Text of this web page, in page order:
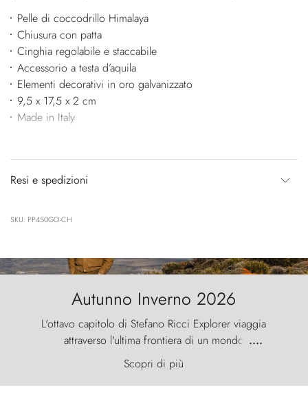
Pelle di coccodrillo Himalaya
Chiusura con patta
Cinghia regolabile e staccabile
Accessorio a testa d’aquila
Elementi decorativi in oro galvanizzato
9,5 x 17,5 x 2 cm
Made in Italy
Resi e spedizioni
SKU: PP450GO-CH
Autunno Inverno 2026
L'ottavo capitolo di Stefano Ricci Explorer viaggia
attraverso l'ultima frontiera di un mondo
primordiale, dove il vento scolpisce la natura con
furia ancestrale e le Torres del Paine sfidano il
cielo come sentinelle di pietra.
....
Scopri di più